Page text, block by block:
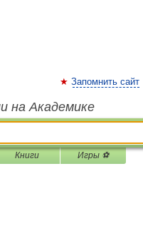
Запомнить сайт
на Академике
Книги Игры ⚽